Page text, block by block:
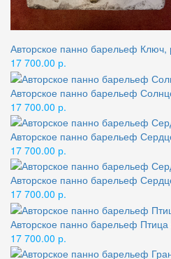
Авторское панно барельеф Ключ,
17 700.00 р.
Авторское панно барельеф
17 700.00 р.
Авторское панно барельеф
17 700.00 р.
Авторское панно барельеф
17 700.00 р.
Авторское панно барельеф Птица
17 700.00 р.